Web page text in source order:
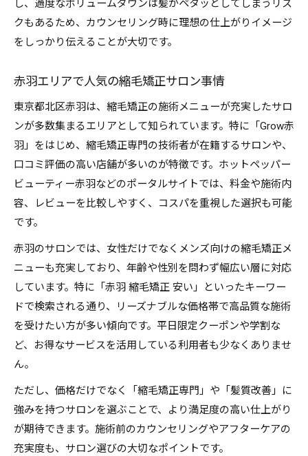
し、過度なボリュームダウンは髪がペタッとしてしまうリス
クもあるため、カウンセリング時に理想の仕上がりイメージ
をしっかり伝えることが大切です。
赤羽エリアで人気の縮毛矯正サロン事情
東京都北区赤羽は、縮毛矯正の施術メニューが充実したサロ
ンが多数集まるエリアとして知られています。特に「Grow赤
羽」をはじめ、縮毛矯正専門の技術者が在籍するサロンや、
口コミ評価の高い店舗が多いのが特徴です。ホットペッパー
ビューティー赤羽などのポータルサイトでは、料金や施術内
容、レビューを比較しやすく、コスパを重視した選択も可能
です。
赤羽のサロンでは、女性だけでなくメンズ向けの縮毛矯正メ
ニューも充実しており、年齢や性別を問わず幅広い層に対応
しています。特に「赤羽 縮毛矯正 安い」といったキーワー
ドで検索される通り、リーズナブルな価格帯で高品質な施術
を受けたい方が多い傾向です。平日限定クーポンや学割な
ど、お得なサービスを活用している利用者も少なくありませ
ん。
ただし、価格だけでなく「縮毛矯正専門」や「髪質改善」に
強みを持つサロンを選ぶことで、より満足度の高い仕上がり
が期待できます。施術前のカウンセリングやアフターケアの
充実度も、サロン選びの大切なポイントです。